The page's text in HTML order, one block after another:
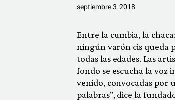
septiembre 3, 2018
Entre la cumbia, la
ningún varón cis queda
todas las edades. Las
fondo se escucha la voz
venido, convocadas por
palabras”, dice la